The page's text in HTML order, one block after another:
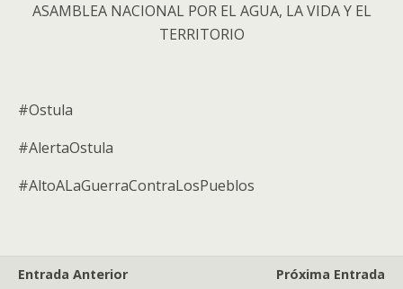
ASAMBLEA NACIONAL POR EL AGUA, LA VIDA Y EL
TERRITORIO
#Ostula
#AlertaOstula
#AltoALaGuerraContraLosPueblos
Entrada Anterior
Próxima Entrada